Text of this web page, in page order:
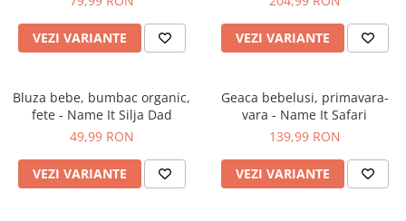
VEZI VARIANTE VEZI VARIANTE
Bluza bebe, bumbac organic,
fete - Name It Silja Dad
49,99 RON
VEZI VARIANTE
Geaca bebelusi, primavara-
vara - Name It Safari
139,99 RON
VEZI VARIANTE